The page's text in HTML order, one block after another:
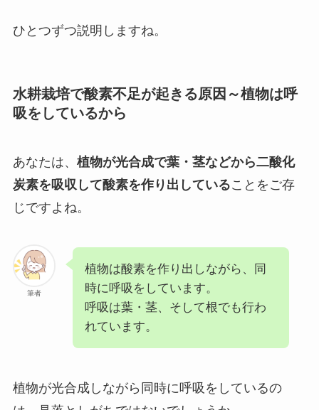
ひとつずつ説明しますね。
水耕栽培で酸素不足が起きる原因～植物は呼
吸をしているから
あなたは、 植物が光合成で葉・茎などから二酸化
炭素を吸収して酸素を作り出していることをご存
じですよね。
筆者
植物は酸素を作り出しながら、同
時に呼吸をしています。
呼吸は葉・茎、そして根でも行わ
れています。
植物が光合成しながら同時に呼吸をしているの